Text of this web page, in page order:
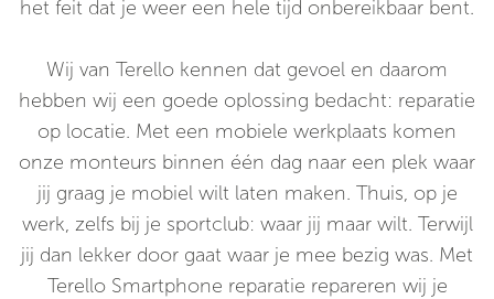
het feit dat je weer een hele tijd onbereikbaar bent.
Wij van Terello kennen dat gevoel en daarom
hebben wij een goede oplossing bedacht: reparatie
op locatie. Met een mobiele werkplaats komen
onze monteurs binnen één dag naar een plek waar
jij graag je mobiel wilt laten maken. Thuis, op je
werk, zelfs bij je sportclub: waar jij maar wilt. Terwijl
jij dan lekker door gaat waar je mee bezig was. Met
Terello Smartphone reparatie repareren wij je